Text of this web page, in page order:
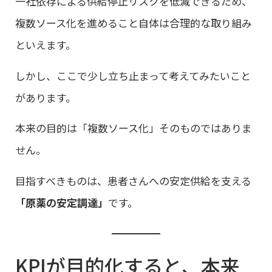
複数ソース化を進めること自体は合理的な取り組み
といえます。
しかし、ここで少し立ち止まって考えてみたいこと
があります。
本来の目的は「複数ソース化」そのものではありま
せん。
目指すべきものは、患者さんへの安定供給を支える
「原薬の安定調達」 です。
KPIが目的化すると、本来